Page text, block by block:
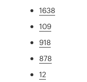
1638
109
918
878
12